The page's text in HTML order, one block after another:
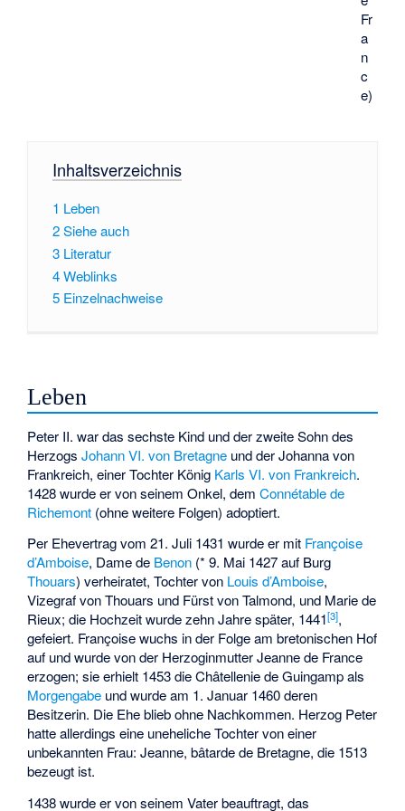
Fr
a
n
c
e)
Inhaltsverzeichnis
1 Leben
2Siehe auch
3 Literatur
4Weblinks
5 Einzelnachweise
Leben
Peter II. war das sechste Kind und der zweite Sohn des
HerzogsJohann VI. von Bretagne und der Johanna von
Frankreich, einer Tochter König Karls VI. von Frankreich.
1428 wurde er von seinem Onkel, demConnétable de
Richemont (ohne weitere Folgen) adoptiert.
Per Ehevertrag vom 21. Juli 1431 wurde er mit Françoise
d’Amboise, Dame de Benon (* 9. Mai 1427 auf Burg
Thouars) verheiratet, Tochter von Louis d’Amboise,
Vizegraf von Thouars und Fürst von Talmond, und Marie de
Rieux; die Hochzeit wurde zehn Jahre später, 1441[3],
gefeiert. Françoise wuchs in der Folge am bretonischen Hof
auf und wurde von der Herzoginmutter Jeanne de France
erzogen; sie erhielt 1453 die Châtellenie de Guingamp als
Morgengabe und wurde am 1. Januar 1460 deren
Besitzerin. Die Ehe blieb ohne Nachkommen. Herzog Peter
hatte allerdings eine uneheliche Tochter von einer
unbekannten Frau: Jeanne, bâtarde de Bretagne, die 1513
bezeugt ist.
1438 wurde er von seinem Vater beauftragt, das